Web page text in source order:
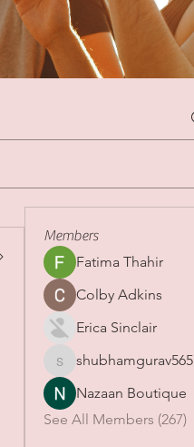
Members
Fatima Thahir
Colby Adkins
Erica Sinclair
shubhamgurav565
shubhamgurav565
Nazaan Boutique
See All Members (267)